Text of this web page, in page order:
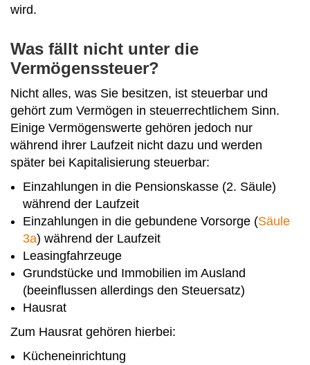
wird.
Was fällt nicht unter die
Vermögenssteuer?
Nicht alles, was Sie besitzen, ist steuerbar und
gehört zum Vermögen in steuerrechtlichem Sinn.
Einige Vermögenswerte gehören jedoch nur
während ihrer Laufzeit nicht dazu und werden
später bei Kapitalisierung steuerbar:
Einzahlungen in die Pensionskasse (2. Säule)
während der Laufzeit
Einzahlungen in die gebundene Vorsorge (Säule
3a) während der Laufzeit
Leasingfahrzeuge
Grundstücke und Immobilien im Ausland
(beeinflussen allerdings den Steuersatz)
Hausrat
Zum Hausrat gehören hierbei:
Kücheneinrichtung